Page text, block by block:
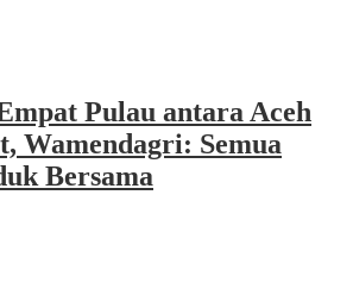
Pulau antara Aceh
Wamendagri: Semua
Bersama